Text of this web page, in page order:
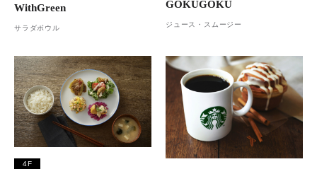
WithGreen
サラダボウル
GOKUGOKU
ジュース・スムージー
4F